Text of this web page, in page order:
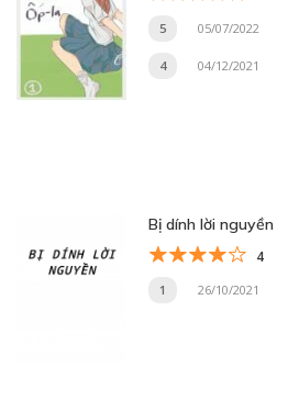
5 05/07/2022
4 04/12/2021
Bị dính lời nguyền
4
1 26/10/2021